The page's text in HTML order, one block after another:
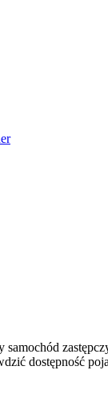
dostępność